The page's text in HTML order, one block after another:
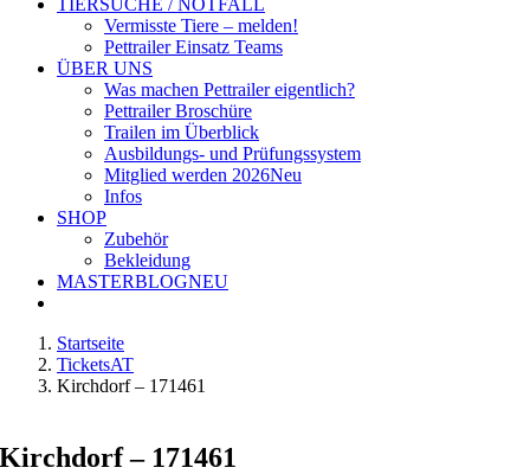
TIERSUCHE / NOTFALL
Vermisste Tiere – melden!
Pettrailer Einsatz Teams
ÜBER UNS
Was machen Pettrailer eigentlich?
Pettrailer Broschüre
Trailen im Überblick
Ausbildungs- und Prüfungssystem
Mitglied werden 2026Neu
Infos
SHOP
Zubehör
Bekleidung
MASTERBLOGNEU
Startseite
TicketsAT
Kirchdorf – 171461
Kirchdorf – 171461